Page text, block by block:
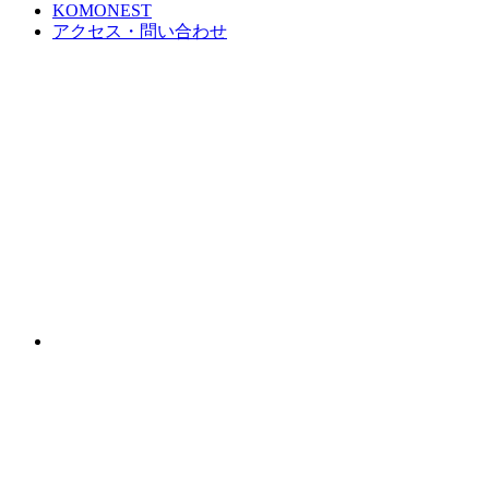
KOMONEST
アクセス・問い合わせ